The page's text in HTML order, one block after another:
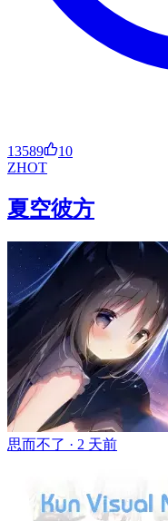
13589
10
ZHOT
夏空彼方
思而不了 · 2 天前